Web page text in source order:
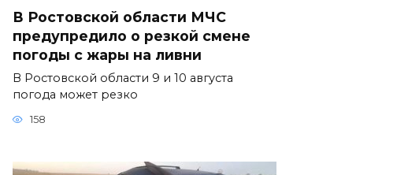
В Ростовской области МЧС
предупредило о резкой смене
погоды с жары на ливни
В Ростовской области 9 и 10 августа
погода может резко
158